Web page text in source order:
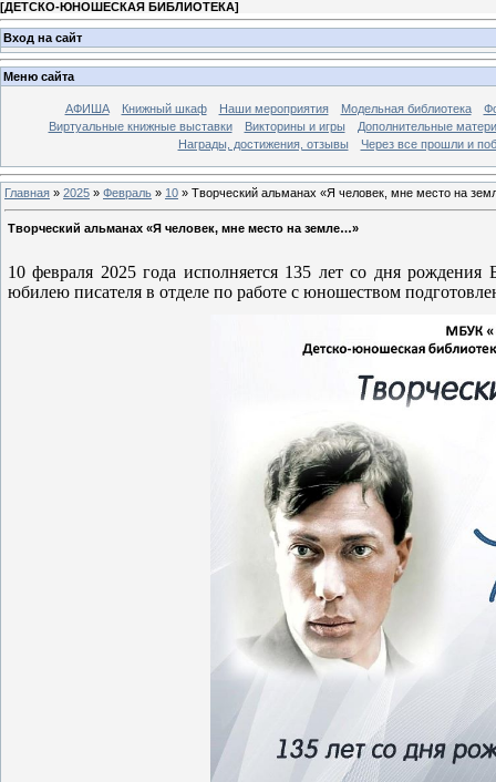
[ДЕТСКО-ЮНОШЕСКАЯ БИБЛИОТЕКА]
Вход на сайт
Меню сайта
АФИША Книжный шкаф Наши мероприятия Модельная библиотека
Виртуальные книжные выставки
Викторины и игры
Дополнительные
Награды, достижения, отзывы
Через все прошли и
Главная » 2025 » Февраль » 10 » Творческий альманах «Я человек, мне место на
Творческий альманах «Я человек, мне место на земле…»
10 февраля 2025 года исполняется 135 лет со дня
юбилею писателя в отделе по работе с юношеством